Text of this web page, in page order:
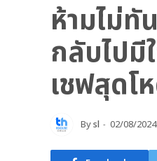
ห้ามไม่ทั
กลับไปมี
เชฟสุดโ
Bysl 02/08/2024